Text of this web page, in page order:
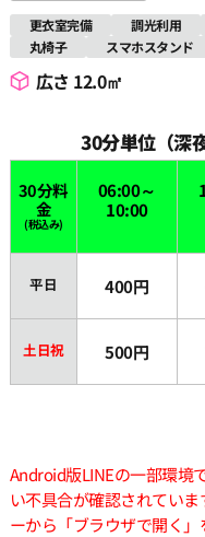
更衣室完備 調光利用
丸椅子
スマホスタンド
広さ 12.0㎡
30分単位（深
30分料
金
(税込み)
06:00～
10:00
平日 400円
土日祝 500円
Android版LINEの一部環境
い不具合が確認されてい
ーから「ブラウザで開く」